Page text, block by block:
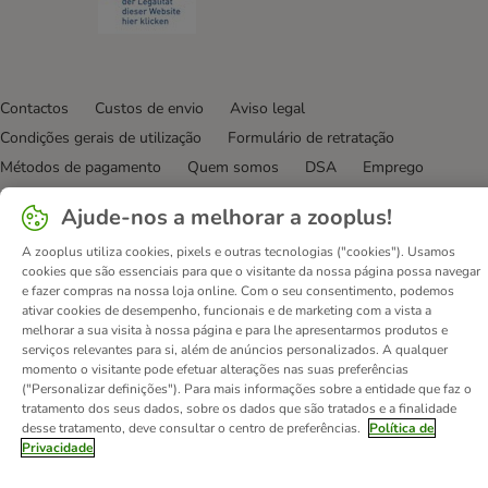
Contactos Custos de envio
Aviso legal
Condições gerais de utilização
Formulário de retratação
Métodos de pagamento
Quem somos DSA
Emprego
Política de privacidade
Declaração de acessibilidade
© zooplus SE 2026
Ajude-nos a melhorar a zooplus!
A zooplus utiliza cookies, pixels e outras tecnologias ("cookies"). Usamos
cookies que são essenciais para que o visitante da nossa página possa navegar
e fazer compras na nossa loja online. Com o seu consentimento, podemos
ativar cookies de desempenho, funcionais e de marketing com a vista a
melhorar a sua visita à nossa página e para lhe apresentarmos produtos e
serviços relevantes para si, além de anúncios personalizados. A qualquer
momento o visitante pode efetuar alterações nas suas preferências
("Personalizar definições"). Para mais informações sobre a entidade que faz o
tratamento dos seus dados, sobre os dados que são tratados e a finalidade
desse tratamento, deve consultar o centro de preferências.
Política de
Privacidade